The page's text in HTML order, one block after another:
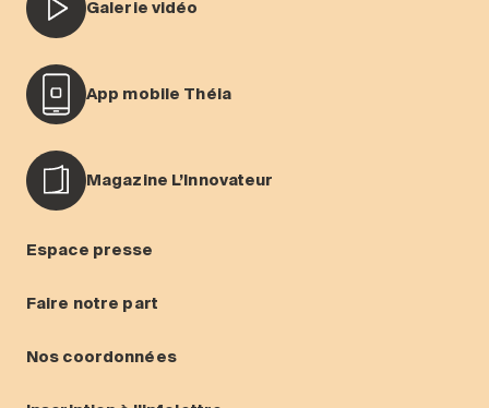
Galerie vidéo
App mobile Théia
Magazine L’Innovateur
Espace presse
Faire notre part
Nos coordonnées